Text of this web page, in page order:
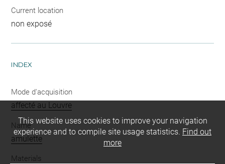
Current location
non exposé
INDEX
Mode d'acquisition
affecté au Louvre
Name
amulette
Materials
This website uses cookies to improve your navigation
experience and to compile site usage statistics. Find out
more